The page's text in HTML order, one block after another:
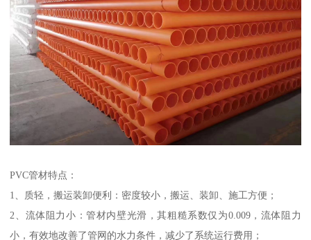
PVC管材特点：
1、质轻，搬运装卸便利：密度较小，搬运、装卸、施工方便；
2、流体阻力小：管材内壁光滑，其粗糙系数仅为0.009，流体阻力
小，有效地改善了管网的水力条件，减少了系统运行费用；